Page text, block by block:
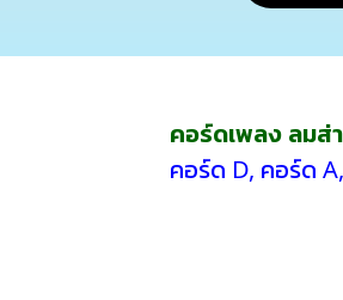
คอร์ดเพลง ลมส่
คอร์ด D, คอร์ด A,